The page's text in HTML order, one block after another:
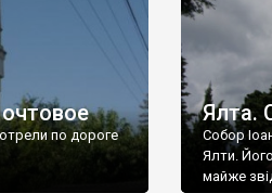
по дороге
Ялта.
Собор
Ялти.
майже